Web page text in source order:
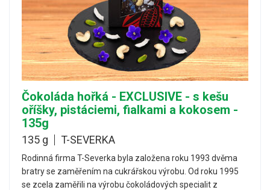
Čokoláda hořká - EXCLUSIVE - s kešu
oříšky, pistáciemi, fialkami a kokosem -
135g
135 g T-SEVERKA
Rodinná firma T-Severka byla založena roku 1993 dvěma
bratry se zaměřením na cukrářskou výrobu. Od roku 1995
se zcela zaměřili na výrobu čokoládových specialit z